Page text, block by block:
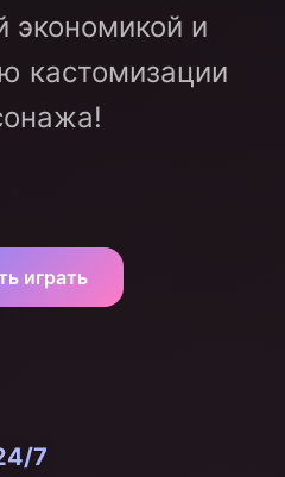
экономикой и
кастомизации
играть
7